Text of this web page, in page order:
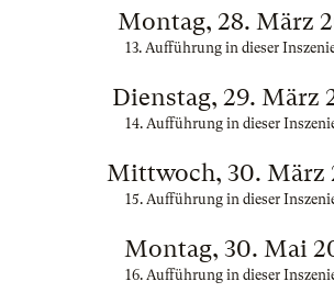
Montag, 28. März
13. Aufführung in dieser
Dienstag, 29. März
14. Aufführung in dieser
Mittwoch, 30. März
15. Aufführung in dieser
Montag, 30. Mai
16. Aufführung in dieser